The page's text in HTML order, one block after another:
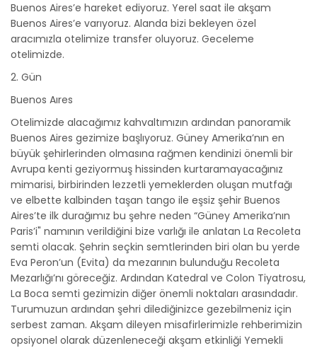
Buenos Aires’e hareket ediyoruz. Yerel saat ile akşam
Buenos Aires’e varıyoruz. Alanda bizi bekleyen özel
aracımızla otelimize transfer oluyoruz. Geceleme
otelimizde.
2. Gün
Buenos Aıres
Otelimizde alacağımız kahvaltımızın ardından panoramik
Buenos Aires gezimize başlıyoruz. Güney Amerika’nın en
büyük şehirlerinden olmasına rağmen kendinizi önemli bir
Avrupa kenti geziyormuş hissinden kurtaramayacağınız
mimarisi, birbirinden lezzetli yemeklerden oluşan mutfağı
ve elbette kalbinden taşan tango ile eşsiz şehir Buenos
Aires’te ilk durağımız bu şehre neden “Güney Amerika’nın
Paris’i" namının verildiğini bize varlığı ile anlatan La Recoleta
semti olacak. Şehrin seçkin semtlerinden biri olan bu yerde
Eva Peron’un (Evita) da mezarının bulunduğu Recoleta
Mezarlığı’nı göreceğiz. Ardından Katedral ve Colon Tiyatrosu,
La Boca semti gezimizin diğer önemli noktaları arasındadır.
Turumuzun ardından şehri dilediğinizce gezebilmeniz için
serbest zaman. Akşam dileyen misafirlerimizle rehberimizin
opsiyonel olarak düzenleneceği akşam etkinliği Yemekli